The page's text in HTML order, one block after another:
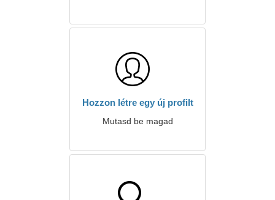
Hozzon létre egy új profilt
Mutasd be magad